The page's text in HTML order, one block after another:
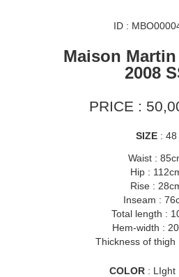
ID :
Maison
2008
PRICE :
SIZE: 48
Waist :
Hip :
Rise :
Inseam :
Total length :
Hem-width :
Thickness of thigh
COLOR: LIght